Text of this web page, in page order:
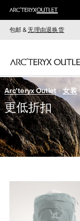
包邮 &无理由退换货
女装
男装
Arc'teryx Outlet 女装
更低折扣